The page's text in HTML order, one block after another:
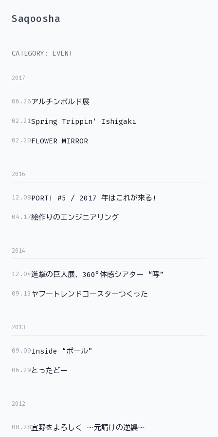
Saqoosha
CATEGORY: EVENT
2017
06.26アルチンボルド展
02.21Spring Trippin' Ishigaki
02.20FLOWER MIRROR
2016
12.08PORT! #5 / 2017 年はこれが来る!
04.17絵作りのエンジニアリング
2014
12.04進撃の巨人展、360°体感シアター “哮”
09.13 ヤフートレンドコースターつくった
2013
09.09 Inside “ボール”
06.29 とったどー
2012
08.28宜野をよろしく ～元請けの逆襲～